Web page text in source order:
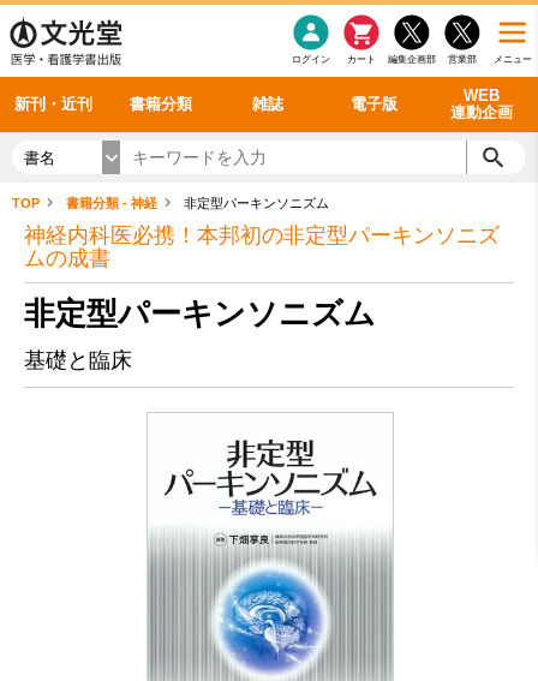
メニュー
営業部
編集企画部
カート
ログイン
新刊・近刊 書籍分類 雑誌 電子版
WEB
連動企画
感染症 老年医学
看護・介護
呼吸器
循環器
シリーズ一覧
雑誌投稿規定
理学療法
雑誌案内・年間購読 最新号 バックナンバー
電子書籍
電子雑誌
書籍「データに基づく臨床動作分析」WEB動画
書籍「眼手術学」WEB動画
書籍「神経症候学 II 改訂第二版」 WEB動画
新刊一覧
今後の発行予定
書名
TOP 書籍分類 - 神経 非定型パーキンソニズム
神経内科医必携！本邦初の非定型パーキンソニズ
ムの成書
非定型パーキンソニズム
基礎と臨床